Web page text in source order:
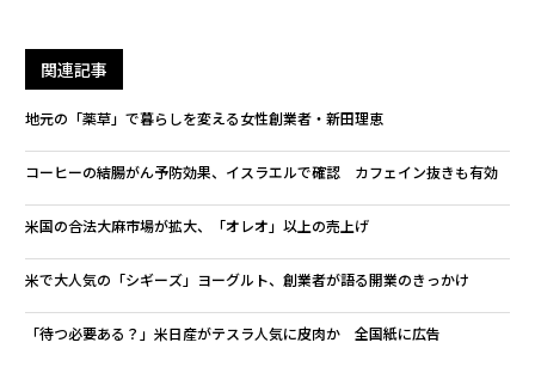
関連記事
地元の「薬草」で暮らしを変える女性創業者・新田理恵
コーヒーの結腸がん予防効果、イスラエルで確認 カフェイン抜きも有効
米国の合法大麻市場が拡大、「オレオ」以上の売上げ
米で大人気の「シギーズ」ヨーグルト、創業者が語る開業のきっかけ
「待つ必要ある？」米日産がテスラ人気に皮肉か 全国紙に広告